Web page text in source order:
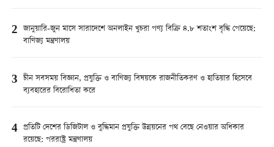
2 জানুয়ারি-জুন মাসে সারাদেশে অনলাইন খুচরা পণ্য বিক্রি ৪.৮ শতাংশ বৃদ্ধি পেয়েছে:
বাণিজ্য মন্ত্রণালয়
3 চীন সবসময় বিজ্ঞান, প্রযুক্তি ও বাণিজ্য বিষয়কে রাজনীতিকরণ ও হাতিয়ার হিসেবে
ব্যবহারের বিরোধিতা করে
4 প্রতিটি দেশের ডিজিটাল ও বুদ্ধিমান প্রযুক্তি উন্নয়নের পথ বেছে নেওয়ার অধিকার
রয়েছে: পররাষ্ট্র মন্ত্রণালয়